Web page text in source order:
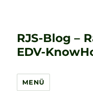
RJS-Blog –
EDV-
MENÜ